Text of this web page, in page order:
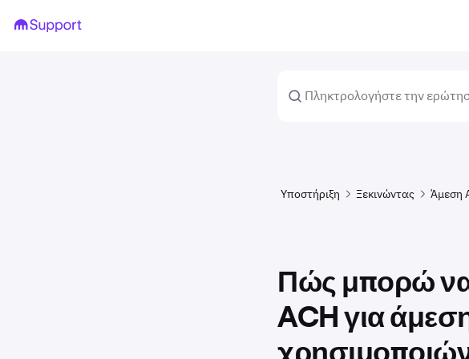
Υποστήριξη Ξεκινώντας Άμεση
Πώς μπορώ
ACH για